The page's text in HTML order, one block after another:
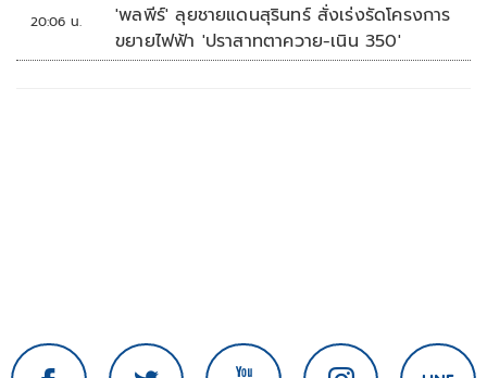
20:06 น.
'พลพีร์' ลุยชายแดนสุรินทร์ สั่งเร่งรัดโครงการ
ขยายไฟฟ้า 'ปราสาทตาควาย-เนิน 350'